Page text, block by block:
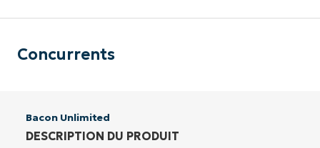
Concurrents
Bacon Unlimited
DESCRIPTION DU PRODUIT